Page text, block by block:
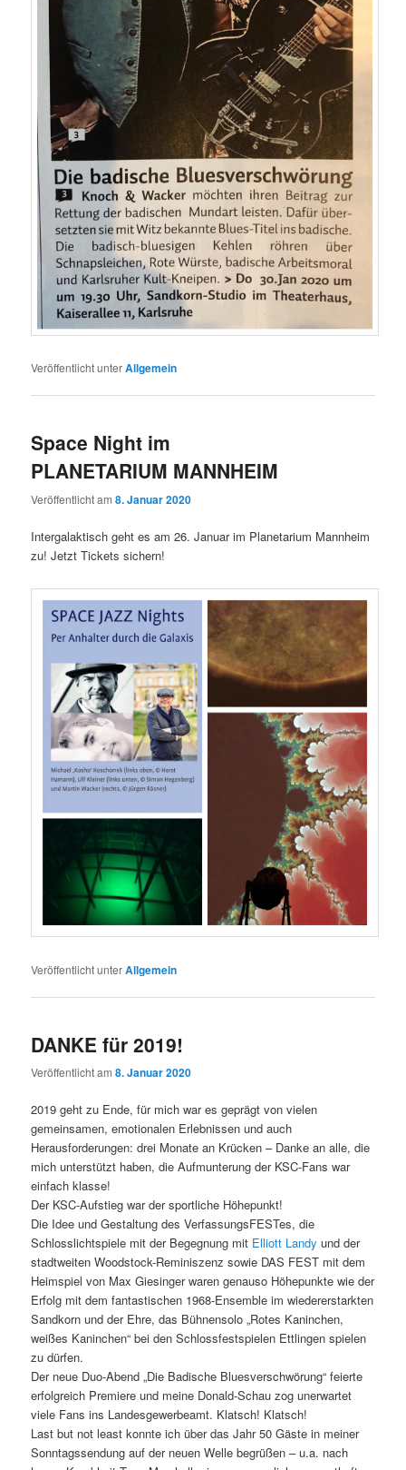
Veröffentlicht unterAllgemein
Space Night im
PLANETARIUM MANNHEIM
Veröffentlicht am8. Januar 2020
Intergalaktisch geht es am 26. Januar im Planetarium Mannheim
zu! Jetzt Tickets sichern!
Veröffentlicht unterAllgemein
DANKE für 2019!
Veröffentlicht am8. Januar 2020
2019 geht zu Ende, für mich war es geprägt von vielen
gemeinsamen, emotionalen Erlebnissen und auch
Herausforderungen: drei Monate an Krücken – Danke an alle, die
mich unterstützt haben, die Aufmunterung der KSC-Fans war
einfach klasse!
Der KSC-Aufstieg war der sportliche Höhepunkt!
Die Idee und Gestaltung des VerfassungsFESTes, die
Schlosslichtspiele mit der Begegnung mit Elliott Landy und der
stadtweiten Woodstock-Reminiszenz sowie DAS FEST mit dem
Heimspiel von Max Giesinger waren genauso Höhepunkte wie der
Erfolg mit dem fantastischen 1968-Ensemble im wiedererstarkten
Sandkorn und der Ehre, das Bühnensolo „Rotes Kaninchen,
weißes Kaninchen“ bei den Schlossfestspielen Ettlingen spielen
zu dürfen.
Der neue Duo-Abend „Die Badische Bluesverschwörung“ feierte
erfolgreich Premiere und meine Donald-Schau zog unerwartet
viele Fans ins Landesgewerbeamt. Klatsch! Klatsch!
Last but not least konnte ich über das Jahr 50 Gäste in meiner
Sonntagssendung auf der neuen Welle begrüßen – u.a. nach